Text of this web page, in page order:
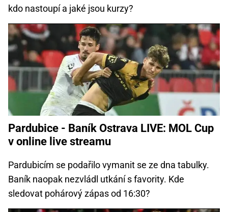
kdo nastoupí a jaké jsou kurzy?
Pardubice - Baník Ostrava LIVE: MOL Cup
v online live streamu
Pardubicím se podařilo vymanit se ze dna tabulky.
Baník naopak nezvládl utkání s favority. Kde
sledovat pohárový zápas od 16:30?